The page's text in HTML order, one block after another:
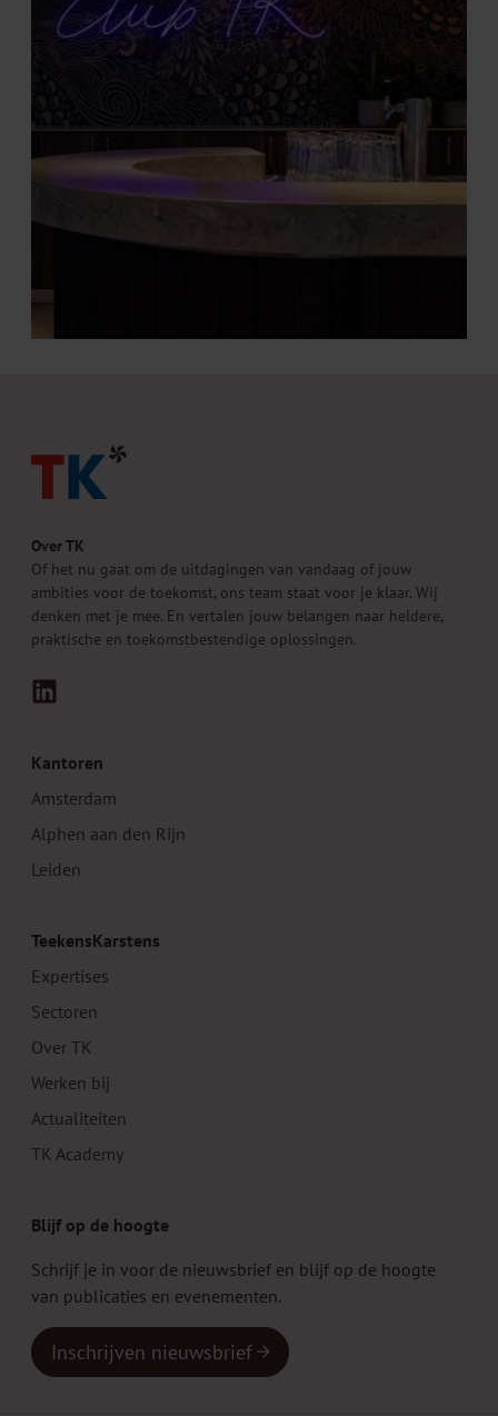
Over TK
Of het nu gaat om de uitdagingen van vandaag of jouw
ambities voor de toekomst, ons team staat voor je klaar. Wij
denken met je mee. En vertalen jouw belangen naar heldere,
praktische en toekomstbestendige oplossingen.
Kantoren
Amsterdam
Alphen aan den Rijn
Leiden
TeekensKarstens
Expertises
Sectoren
Over TK
Werken bij
Actualiteiten
TK Academy
Blijf op de hoogte
Schrijf je in voor de nieuwsbrief en blijf op de hoogte
van publicaties en evenementen.
Inschrijven nieuwsbrief